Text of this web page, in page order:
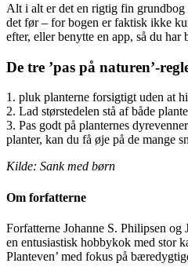
Alt i alt er det en rigtig fin grundbog
det før – for bogen er faktisk ikke
efter, eller benytte en app, så du har
De tre ’pas på naturen’-
1. pluk planterne forsigtigt uden at
2. Lad størstedelen stå af både
3. Pas godt på planternes
planter, kan du få øje på de mange
Kilde: Sank med børn
Om forfatterne
Forfatterne Johanne S. Philipsen
en entusiastisk hobbykok med stor
Planteven’ med fokus på